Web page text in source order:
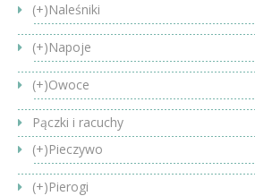
(+)Naleśniki
(+)Napoje
(+)Owoce
Pączki i racuchy
(+)Pieczywo
(+)Pierogi